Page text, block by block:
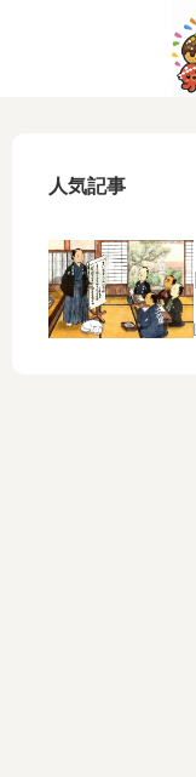
人気記事